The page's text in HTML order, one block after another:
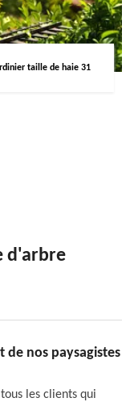
taille de haie 31
d'arbre
de nos paysagistes
les clients qui